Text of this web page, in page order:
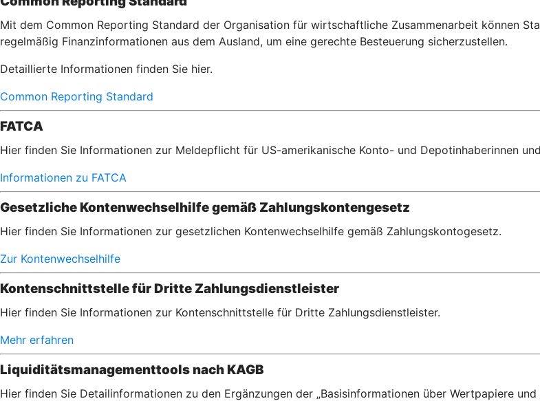
Mit dem Common Reporting Standard der Organisation für wirtschaftliche Zusammenarbeit können
regelmäßig Finanzinformationen aus dem Ausland, um eine gerechte Besteuerung sicherzustellen.
Detaillierte Informationen finden Sie hier.
Common Reporting Standard
FATCA
Hier finden Sie Informationen zur Meldepflicht für US-amerikanische Konto- und Depotinhaberinnen
Informationen zu FATCA
Gesetzliche Kontenwechselhilfe gemäß Zahlungskontengesetz
Hier finden Sie Informationen zur gesetzlichen Kontenwechselhilfe gemäß Zahlungskontogesetz.
Zur Kontenwechselhilfe
Kontenschnittstelle für Dritte Zahlungsdienstleister
Hier finden Sie Informationen zur Kontenschnittstelle für Dritte Zahlungsdienstleister.
Mehr erfahren
Liquiditätsmanagementtools nach KAGB
Hier finden Sie Detailinformationen zu den Ergänzungen der „Basisinformationen über Wertpapiere